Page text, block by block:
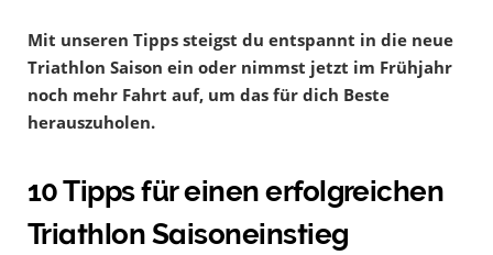
Mit unseren Tipps steigst du entspannt in die neue
Triathlon Saison ein oder nimmst jetzt im Frühjahr
noch mehr Fahrt auf, um das für dich Beste
herauszuholen.
10 Tipps für einen erfolgreichen
Triathlon Saisoneinstieg